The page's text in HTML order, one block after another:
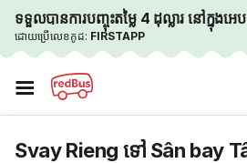
ទទួលបានការបញ្ចុះតម្លៃ 4 ដុល្លារ នៅក្នុងអ
ដោយប្រើលេខកូដ: FIRSTAPP
☰
Svay Rieng ទៅ Sân bay